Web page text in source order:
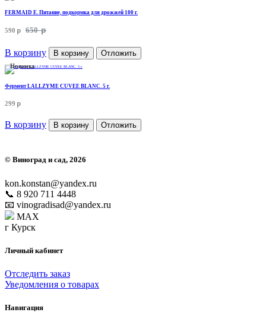
FERMAID E. Питание, подкормка для дрожжей 100 г.
590 p 650 p
В корзину В корзину Отложить
Новинка
Фермент LALLZYME CUVEE BLANC. 5 г.
299 p
В корзину В корзину Отложить
© Виноград и сад, 2026
kon.konstan@yandex.ru
📞 8 920 711 4448
📧 vinogradisad@yandex.ru
MAX
г Курск
Личный кабинет
Отследить заказ
Уведомления о товарах
Навигация